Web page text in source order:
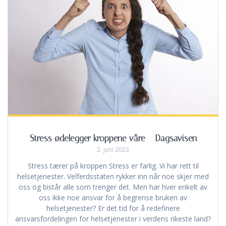
Stress ødelegger kroppene våre – Dagsavisen
2. juni 2023
Stress tærer på kroppen Stress er farlig. Vi har rett til
helsetjenester. Velferdsstaten rykker inn når noe skjer med
oss og bistår alle som trenger det. Men har hver enkelt av
oss ikke noe ansvar for å begrense bruken av
helsetjenester? Er det tid for å redefinere
ansvarsfordelingen for helsetjenester i verdens rikeste land?